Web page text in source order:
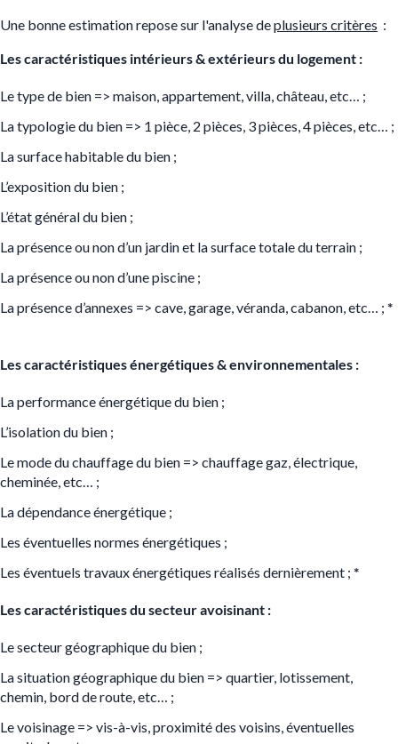
Une bonne estimation repose sur l'analyse deplusieurs critères :
Les caractéristiques intérieurs & extérieurs du logement :
Le type de bien => maison, appartement, villa, château, etc… ;
La typologie du bien => 1 pièce, 2 pièces, 3 pièces, 4 pièces, etc… ;
La surface habitable du bien ;
L’exposition du bien ;
L’état général du bien ;
La présence ou non d’un jardin et la surface totale du terrain ;
La présence ou non d’une piscine ;
La présence d’annexes => cave, garage, véranda, cabanon, etc… ; *
Les caractéristiques énergétiques & environnementales :
La performance énergétique du bien ;
L’isolation du bien ;
Le mode du chauffage du bien => chauffage gaz, électrique,
cheminée, etc… ;
La dépendance énergétique ;
Les éventuelles normes énergétiques ;
Les éventuels travaux énergétiques réalisés dernièrement ; *
Les caractéristiques du secteur avoisinant :
Le secteur géographique du bien ;
La situation géographique du bien => quartier, lotissement,
chemin, bord de route, etc… ;
Le voisinage => vis-à-vis, proximité des voisins, éventuelles